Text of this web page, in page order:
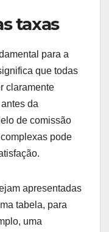
de comissão
do
Esses
envolvidas
taxas